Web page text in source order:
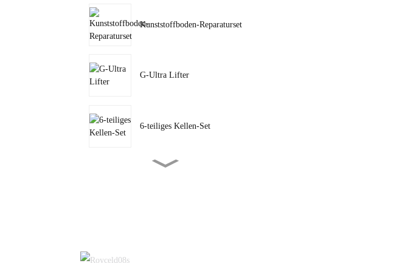
Kunststoffboden-Reparaturset
G-Ultra Lifter
6-teiliges Kellen-Set